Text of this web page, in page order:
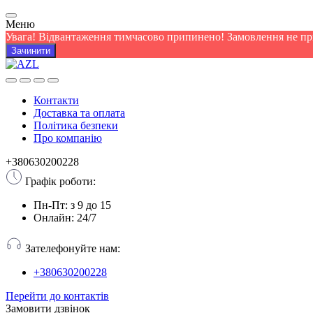
Меню
Увага! Відвантаження тимчасово припинено! Замовлення не
Зачинити
Контакти
Доставка та оплата
Політика безпеки
Про компанію
+380630200228
Графік роботи:
Пн-Пт: з 9 до 15
Онлайн: 24/7
Зателефонуйте нам:
+380630200228
Перейти до контактів
Замовити дзвінок